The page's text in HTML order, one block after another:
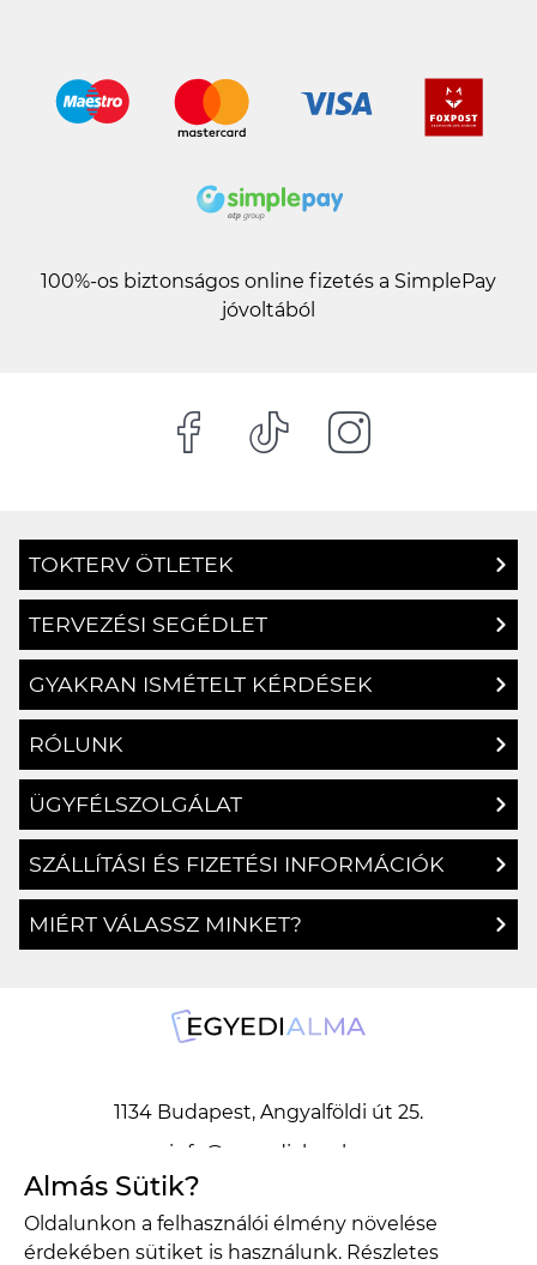
100%-os biztonságos online fizetés a SimplePay
jóvoltából
TOKTERV ÖTLETEK
TERVEZÉSI SEGÉDLET
GYAKRAN ISMÉTELT KÉRDÉSEK
RÓLUNK
ÜGYFÉLSZOLGÁLAT
SZÁLLÍTÁSI ÉS FIZETÉSI INFORMÁCIÓK
MIÉRT VÁLASSZ MINKET?
1134 Budapest, Angyalföldi út 25.
info@egyedialma.hu
1134 Budapest, Angyalföldi út 25.
Almás Sütik?
Oldalunkon a felhasználói élmény növelése
érdekében sütiket is használunk. Részletes